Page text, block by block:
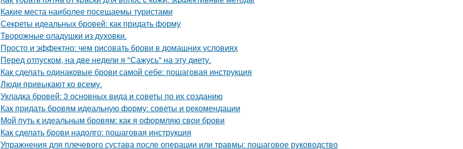
Какие места наиболее посещаемы туристами
Секреты идеальных бровей: как придать форму
Творожные оладушки из духовки.
Просто и эффектно: чем рисовать брови в домашних условиях
Перед отпуском, на две недели я "Сажусь" на эту диету.
Как сделать одинаковые брови самой себе: пошаговая инструкция
Люди привыкают ко всему.
Укладка бровей: 3 основных вида и советы по их созданию
Как придать бровям идеальную форму: советы и рекомендации
Мой путь к идеальным бровям: как я оформляю свои брови
Как сделать брови надолго: пошаговая инструкция
Упражнения для плечевого сустава после операции или травмы: пошаговое руководство